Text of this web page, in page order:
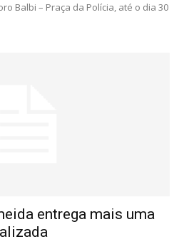
Balbi – Praça da Polícia, até o dia 30
entrega mais uma